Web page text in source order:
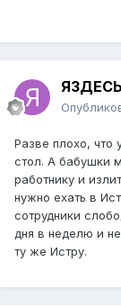
Разве плохо, что
стол. А бабушки
работнику и
нужно ехать в
сотрудники
дня в неделю и
ту же Истру.